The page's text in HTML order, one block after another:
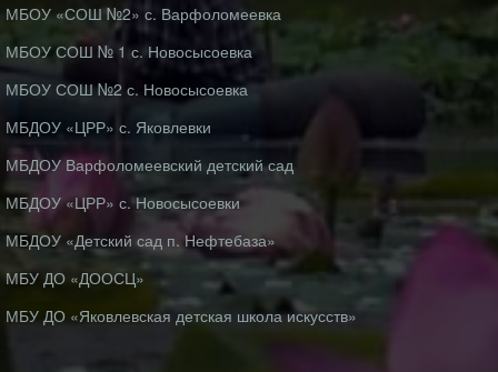
МБОУ «СОШ №2» с. Варфоломеевка
МБОУ СОШ № 1 с. Новосысоевка
МБОУ СОШ №2 с. Новосысоевка
МБДОУ «ЦРР» с. Яковлевки
МБДОУ Варфоломеевский детский сад
МБДОУ «ЦРР» с. Новосысоевки
МБДОУ «Детский сад п. Нефтебаза»
МБУ ДО «ДООСЦ»
МБУ ДО «Яковлевская детская школа искусств»